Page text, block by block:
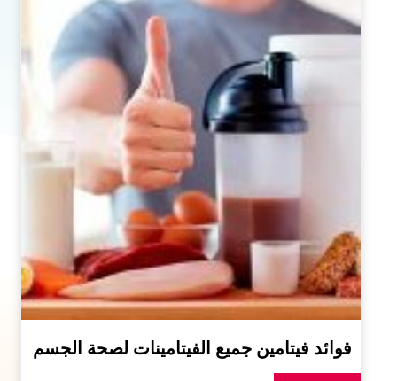
فوائد فيتامين جميع الفيتامينات لصحة الجسم